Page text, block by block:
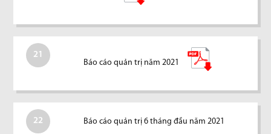
21
Báo cáo quản trị năm 2021
22 Báo cáo quản trị 6 tháng đầu năm 2021